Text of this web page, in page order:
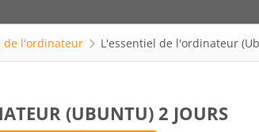
de l'ordinateur L'essentiel de l'ordinateur
(UBUNTU) 2 JOURS